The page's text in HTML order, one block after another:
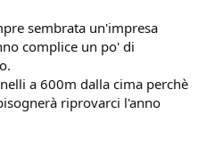
sembrata un'impresa
complice un po' di
a 600m dalla cima perchè
riprovarci l'anno